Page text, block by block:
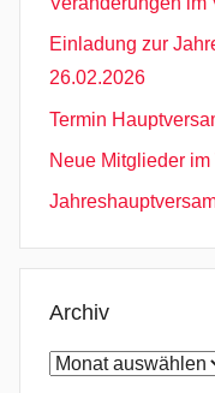
Einladung zur
26.02.2026
Termin
Neue Mitglieder im
Archiv
Archiv